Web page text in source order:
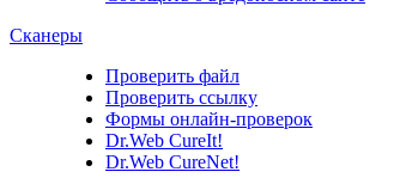
Сканеры
Проверить файл
Проверить ссылку
Формы онлайн-проверок
Dr.Web CureIt!
Dr.Web CureNet!